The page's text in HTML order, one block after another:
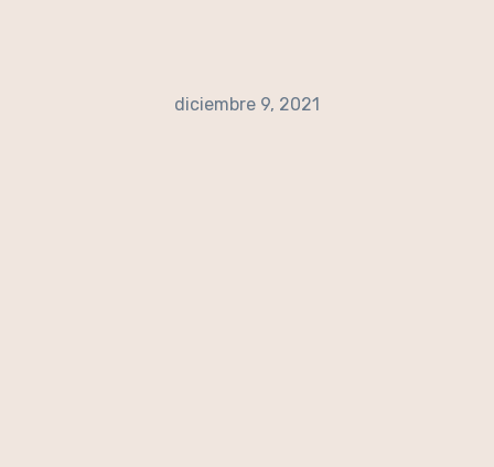
diciembre 9, 2021